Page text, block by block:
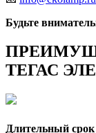
Будьте
ТЕГАС
Длительный